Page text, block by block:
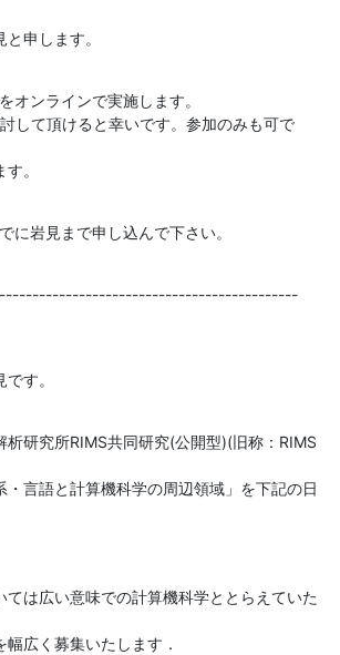
申します。
オンラインで実施します。
して頂けると幸いです。参加のみも可で
。
に岩見まで申し込んで下さい。
す。
析研究所RIMS共同研究(公開型)(旧称：RIMS
・言語と計算機科学の周辺領域」を下記の日
ては広い意味での計算機科学ととらえていた
広く募集いたします．